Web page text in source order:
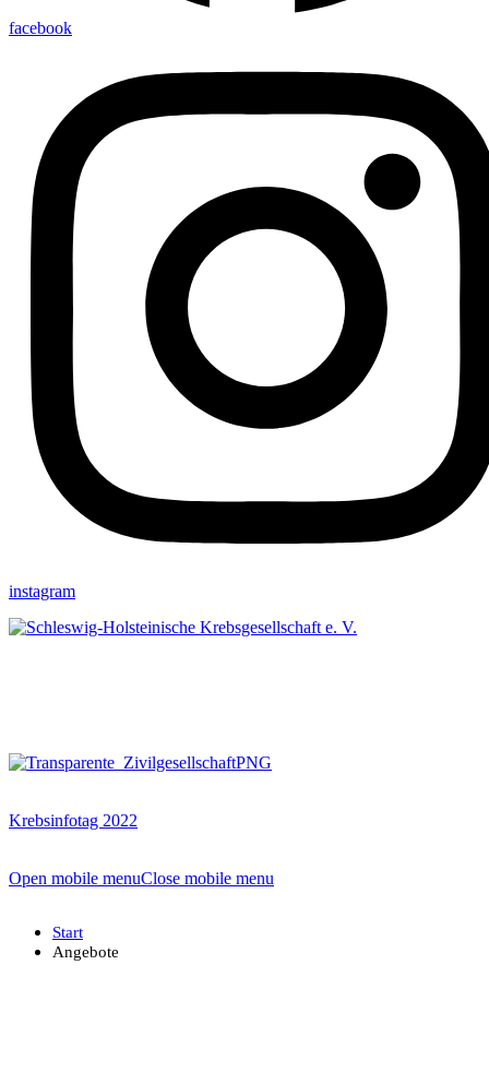
facebook
instagram
Krebsinfotag 2022
Open mobile menuClose mobile menu
Start
Angebote